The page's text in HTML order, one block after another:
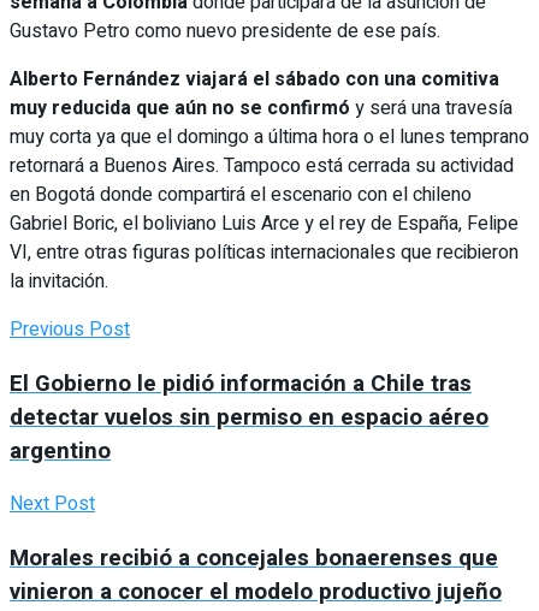
Gustavo Petro como nuevo presidente de ese país.
Alberto Fernández viajará el sábado con una comitiva
muy reducida que aún no se confirmó y será una travesía
muy corta ya que el domingo a última hora o el lunes temprano
retornará a Buenos Aires. Tampoco está cerrada su actividad
en Bogotá donde compartirá el escenario con el chileno
Gabriel Boric, el boliviano Luis Arce y el rey de España, Felipe
VI, entre otras figuras políticas internacionales que recibieron
la invitación.
Previous Post
El Gobierno le pidió información a Chile tras
detectar vuelos sin permiso en espacio aéreo
argentino
Next Post
Morales recibió a concejales bonaerenses que
vinieron a conocer el modelo productivo jujeño